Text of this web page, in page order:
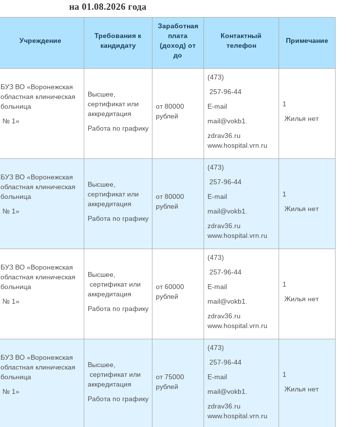
на 01.08.2026 года
Учреждение
Требования к
кандидату
Заработная
плата
(доход) от
до
Контактный
телефон
Примечание
БУЗ ВО «Воронежская
областная клиническая
больница
№ 1»
Высшее,
сертификат или
аккредитация
Работа по графику
от 80000
рублей
(473)
257-96-44
Е-mail
mail@vokb1.
zdrav36.ru
www.hospital.vrn.ru
1
Жилья нет
БУЗ ВО «Воронежская
областная клиническая
больница
№ 1»
Высшее,
сертификат или
аккредитация
Работа по графику
от 80000
рублей
(473)
257-96-44
Е-mail
mail@vokb1.
zdrav36.ru
www.hospital.vrn.ru
1
Жилья нет
БУЗ ВО «Воронежская
областная клиническая
больница
№ 1»
Высшее,
сертификат или
аккредитация
Работа по графику
от 60000
рублей
(473)
257-96-44
Е-mail
mail@vokb1.
zdrav36.ru
www.hospital.vrn.ru
1
Жилья нет
БУЗ ВО «Воронежская
областная клиническая
больница
№ 1»
Высшее,
сертификат или
аккредитация
Работа по графику
от 75000
рублей
(473)
257-96-44
Е-mail
mail@vokb1.
zdrav36.ru
www.hospital.vrn.ru
1
Жилья нет